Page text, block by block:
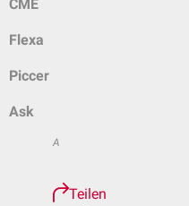
CME
Flexa
Piccer
Ask
A
Teilen